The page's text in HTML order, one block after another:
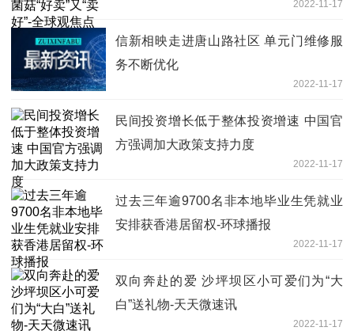
2022-11-17
信新相映走进唐山路社区 单元门维修服
务不断优化
2022-11-17
民间投资增长低于整体投资增速 中国官
方强调加大政策支持力度
2022-11-17
过去三年逾9700名非本地毕业生凭就业
安排获香港居留权-环球播报
2022-11-17
双向奔赴的爱 沙坪坝区小可爱们为“大
白”送礼物-天天微速讯
2022-11-17